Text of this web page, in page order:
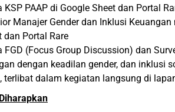
PAAP di Google Sheet dan Portal
Manajer Gender dan Inklusi
dan Portal Rare
FGD (Focus Group Discussion) dan
dengan keadilan gender, dan inklusi
terlibat dalam kegiatan langsung di